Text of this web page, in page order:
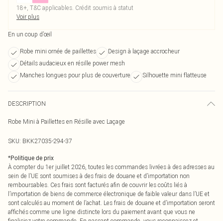
18+, T&C applicables. Crédit soumis à statut
Voir plus
En un coup d’œil
Robe mini ornée de paillettes
Design à laçage accrocheur
Détails audacieux en résille power mesh
Manches longues pour plus de couverture
Silhouette mini flatteuse
DESCRIPTION
Robe Mini à Paillettes en Résille avec Laçage
SKU: BKK27035-294-37
*Politique de prix
À compter du 1er juillet 2026, toutes les commandes livrées à des adresses au
sein de l’UE sont soumises à des frais de douane et d’importation non
remboursables. Ces frais sont facturés afin de couvrir les coûts liés à
l’importation de biens de commerce électronique de faible valeur dans l’UE et
sont calculés au moment de l’achat. Les frais de douane et d’importation seront
affichés comme une ligne distincte lors du paiement avant que vous ne